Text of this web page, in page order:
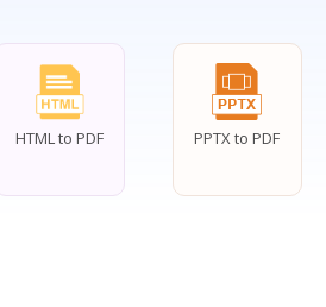
HTML to PDF PPTX to PDF